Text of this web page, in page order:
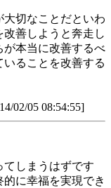
切なことだといわ
善しようと奔走し
本当に改善するべ
ることを改善する
02/05 08:54:55]
しまうはずです
に幸福を実現でき